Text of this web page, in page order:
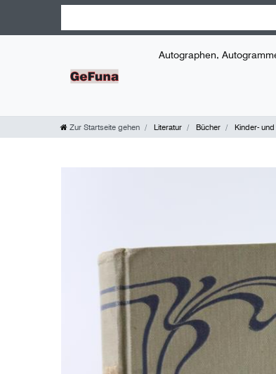
Autographen,
Zur Startseite gehen Literatur Bücher Kinder-